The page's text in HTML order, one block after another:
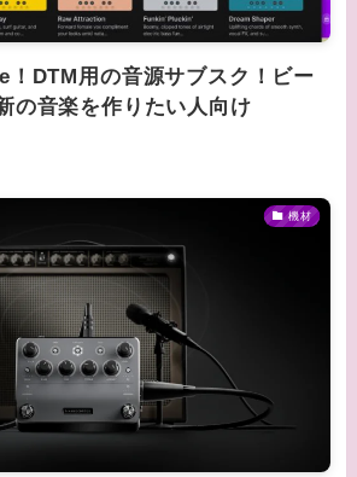
DTM用の音源サブスク！ビー
の音楽を作りたい人向け
機材